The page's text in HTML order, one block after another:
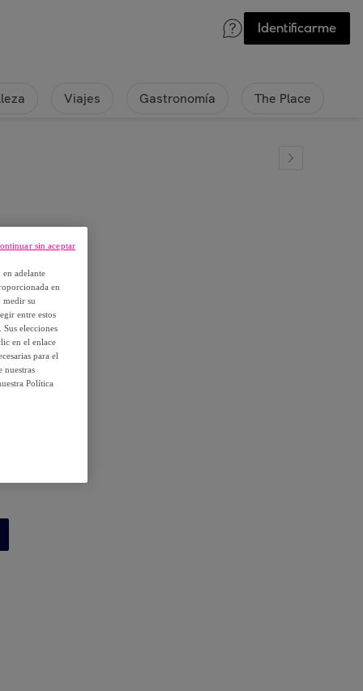
Identificarme
Viajes Gastronomía The Place
adelante
en
medir su
entre estos
elecciones
en el enlace
para el
nuestras
Política
sin aceptar